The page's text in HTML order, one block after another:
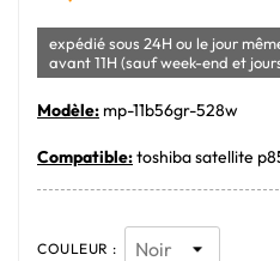
expédié sous 24H ou le jour
avant 11H (sauf week-end et
Modèle: mp-11b56gr-528w
Compatible:toshiba satellite
COULEUR :